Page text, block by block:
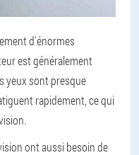
d'énormes
est généralement
yeux sont presque
rapidement, ce qui
ont aussi besoin de